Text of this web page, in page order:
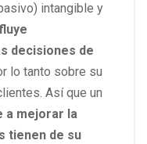
intangible y
decisiones de
lo tanto sobre su
Así que un
a mejorar la
tienen de su